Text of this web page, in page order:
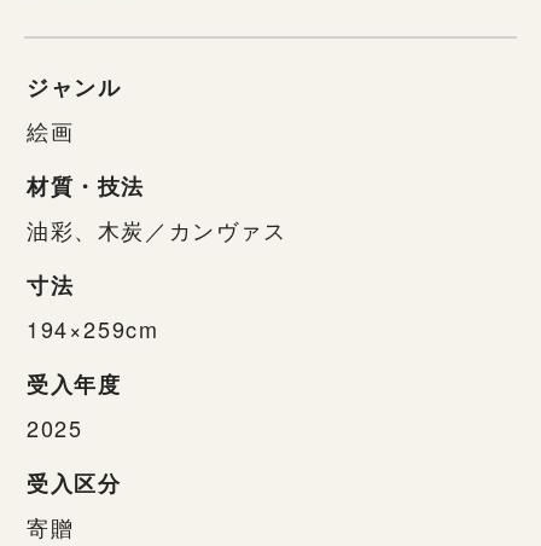
ジャンル
絵画
材質・技法
油彩、木炭／カンヴァス
寸法
194×259cm
受入年度
2025
受入区分
寄贈